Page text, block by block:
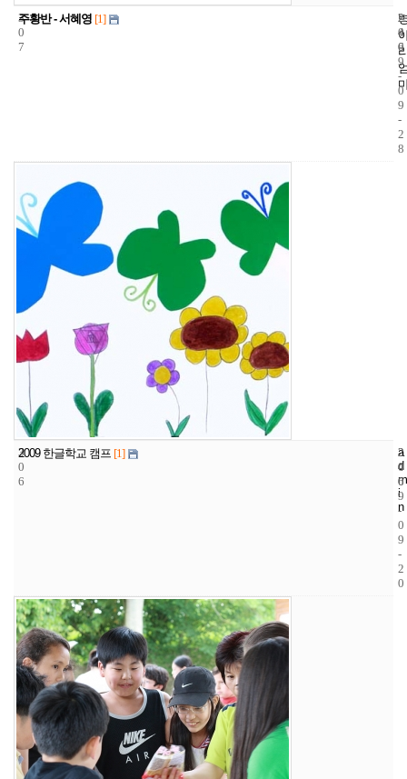
3
0
7
주황반 - 서혜영 [1]
2
4
6
2
0
0
9
-
0
9
-
2
8
3
0
6
2009 한글학교 캠프 [1]
a
d
m
i
n
2
4
6
2
0
0
9
-
0
9
-
2
0